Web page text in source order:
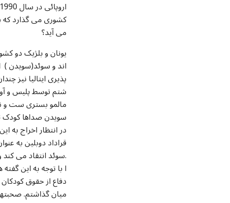
کشوری می گذارد که
می آید؟
یونان و بلژیک دو
اند و سوئد(سویدن )
پذیری ایتالیا نیز
شتم توسط پلیس و
مالمو بستری ست و
سویدن صداها کودک
در انتظار اخراج به
قراداد دوبلین به
سوئد انتقاد می کند و مثال های بسیاری از بدرفتاری کشور ایتالیا با کودکان پناهجو را بر می شمرد.
ا با توجه به این
دفاع از حقوق
میان گذاشتم.